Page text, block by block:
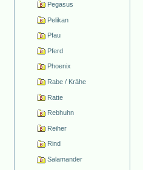
Pegasus
Pelikan
Pfau
Pferd
Phoenix
Rabe / Krähe
Ratte
Rebhuhn
Reiher
Rind
Salamander